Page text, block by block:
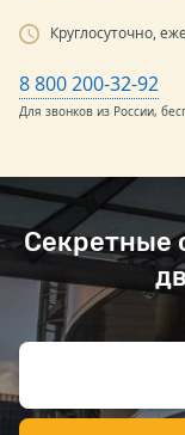
Круглосуточно,
8 800 200-32-92
Для звонков из России,
Секретные